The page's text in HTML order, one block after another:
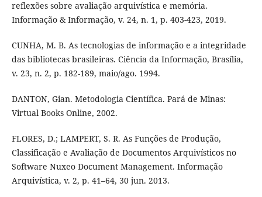
reflexões sobre avaliação arquivística e memória.
Informação & Informação, v. 24, n. 1, p. 403-423, 2019.
CUNHA, M. B. As tecnologias de informação e a integridade
das bibliotecas brasileiras. Ciência da Informação, Brasília,
v. 23, n. 2, p. 182-189, maio/ago. 1994.
DANTON, Gian. Metodologia Científica. Pará de Minas:
Virtual Books Online, 2002.
FLORES, D.; LAMPERT, S. R. As Funções de Produção,
Classificação e Avaliação de Documentos Arquivísticos no
Software Nuxeo Document Management. Informação
Arquivística, v. 2, p. 41–64, 30 jun. 2013.